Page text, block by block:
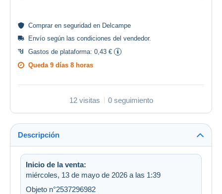
Comprar en seguridad en Delcampe
Envío según las condiciones del vendedor.
Gastos de plataforma: 0,43 €
Queda 9 días 8 horas
12 visitas 0 seguimiento
Descripción
Inicio de la venta:
miércoles, 13 de mayo de 2026 a las 1:39
Objeto n°2537296982